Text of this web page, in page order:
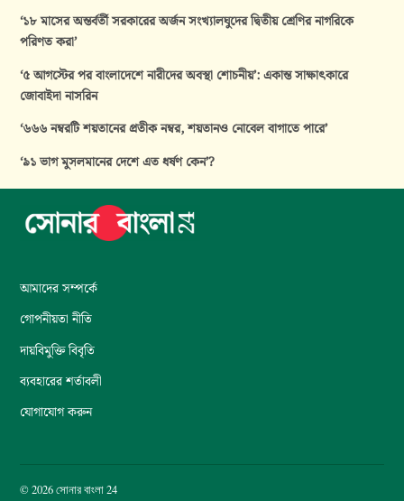
‘১৮ মাসের অন্তর্বর্তী সরকারের অর্জন সংখ্যালঘুদের দ্বিতীয় শ্রেণির নাগরিকে
পরিণত করা’
‘৫ আগস্টের পর বাংলাদেশে নারীদের অবস্থা শোচনীয়’: একান্ত সাক্ষাৎকারে
জোবাইদা নাসরিন
‘৬৬৬ নম্বরটি শয়তানের প্রতীক নম্বর, শয়তানও নোবেল বাগাতে পারে’
‘৯১ ভাগ মুসলমানের দেশে এত ধর্ষণ কেন’?
আমাদের সম্পর্কে
গোপনীয়তা নীতি
দায়বিমুক্তি বিবৃতি
ব্যবহারের শর্তাবলী
যোগাযোগ করুন
© 2026 সোনার বাংলা 24